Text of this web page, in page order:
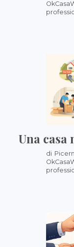
Una casa
di